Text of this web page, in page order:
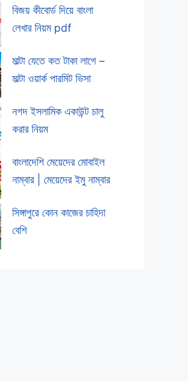
বিজয় কীবোর্ড দিয়ে বাংলা
লেখার নিয়ম pdf
মাল্টা যেতে কত টাকা লাগে –
মাল্টা ওয়ার্ক পারমিট ভিসা
নগদ ইসলামিক একাউন্ট চালু
করার নিয়ম
বাংলাদেশি মেয়েদের মোবাইল
নাম্বার | মেয়েদের ইমু নাম্বার
সিঙ্গাপুরে কোন কাজের চাহিদা
বেশি